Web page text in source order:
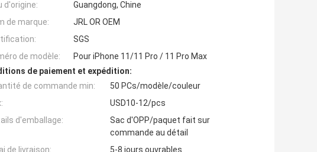
d'origine:
Guangdong, Chine
de marque:
JRL OR OEM
SGS
de modèle:
Pour iPhone 11/11 Pro / 11 Pro Max
de paiement et expédition:
de commande min:
50 PCs/modèle/couleur
USD10-12/pcs
d'emballage:
Sac d'OPP/paquet fait sur
commande au détail
de livraison:
5-8 jours ouvrables